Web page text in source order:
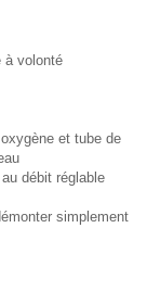
à volonté
et tube de
débit réglable
simplement